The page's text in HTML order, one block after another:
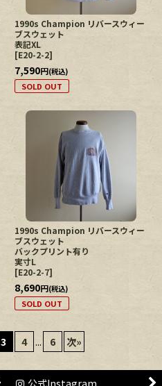
1990s Champion リバースウィー
ブスウェット
表記XL
[E20-2-2]
7,590円(税込)
SOLD OUT
1990s Champion リバースウィー
ブスウェット
バックプリント有り
実寸L
[E20-2-7]
8,690円(税込)
SOLD OUT
3 4 ... 6 次»